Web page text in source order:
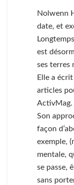
Nolwenn
date, et
est
ses terres
Elle a
articles
ActivMag.
Son
façon
exemple,
mentale,
se passe,
sans